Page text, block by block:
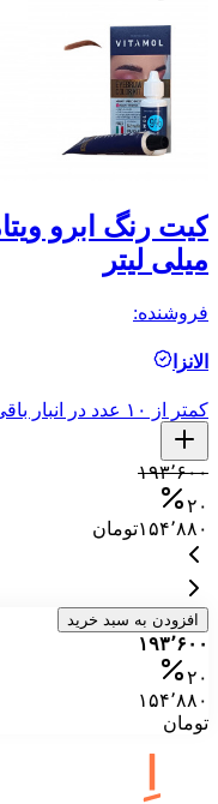
میلی لیتر
فروشنده:
الانزا
کمتر از ۱۰ عدد در انبار باقی مانده
۱۹۳٬۶۰۰
۲۰
۱۵۴٬۸۸۰تومان
افزودن به سبد خرید
۱۹۳٬۶۰۰
۲۰
۱۵۴٬۸۸۰
تومان